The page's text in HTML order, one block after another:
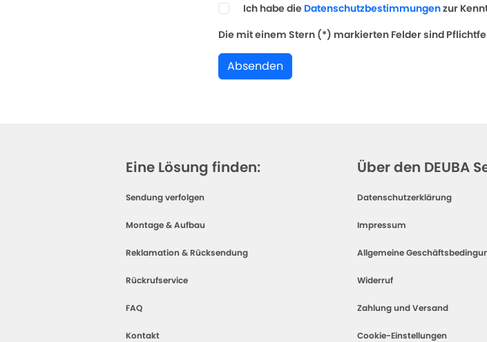
Ich habe die Datenschutzbestimmungenzur
Die mit einem Stern (*) markierten Felder sind
Absenden
Eine Lösung finden:
Sendung verfolgen
Montage & Aufbau
Reklamation & Rücksendung
Rückrufservice
FAQ
Kontakt
Über den DEUBA
Datenschutzerklärung
Impressum
Allgemeine
Widerruf
Zahlung und Versand
Cookie-Einstellungen